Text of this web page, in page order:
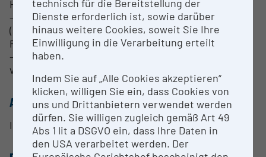
Hefen
- Umweltsimulation, Simulation von Stress
(anwendbar für Zellkulturen, Mikroorganismen,
Pflanzen).
- Stressbedingungen im Bioreaktor: Optimierung
von Fermenationsprozessen
ANSPRECHPERSON
Ingrid Döller Diem
technisch für die Bereitstellung der
Dienste erforderlich ist, sowie darüber
hinaus weitere Cookies, soweit Sie Ihre
Einwilligung in die Verarbeitung erteilt
haben.
Indem Sie auf „Alle Cookies akzeptieren“
klicken, willigen Sie ein, dass Cookies von
uns und Drittanbietern verwendet werden
dürfen. Sie willigen zugleich gemäß Art 49
Abs 1 lit a DSGVO ein, dass Ihre Daten in
den USA verarbeitet werden. Der